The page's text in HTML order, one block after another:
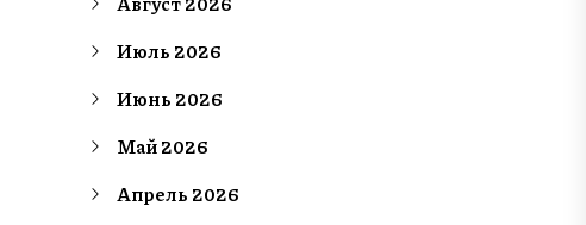
Июль 2026
Июнь 2026
Май 2026
Апрель 2026